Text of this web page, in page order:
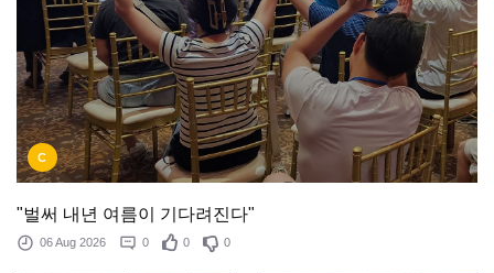
C
"벌써 내년 여름이 기다려진다"
06 Aug 2026 0 0 0